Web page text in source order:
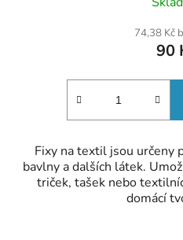
74,38 Kč
90
Fixy na textil jsou určeny
bavlny a dalších látek.
triček, tašek nebo
domácí